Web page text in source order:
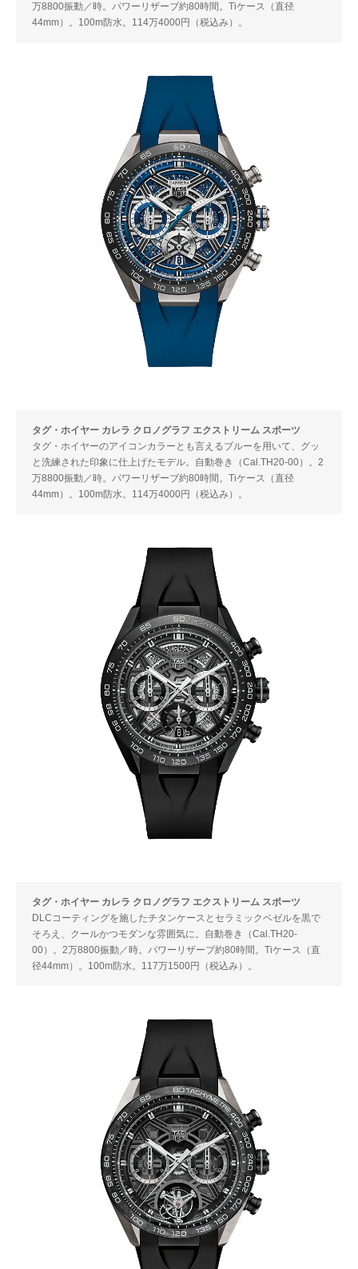
万8800振動／時。パワーリザーブ約80時間。Tiケース（直径
44mm）。100m防水。114万4000円（税込み）。
タグ・ホイヤー カレラ クロノグラフ エクストリーム スポーツ
タグ・ホイヤーのアイコンカラーとも言えるブルーを用いて、グッ
と洗練された印象に仕上げたモデル。自動巻き（Cal.TH20-00）。2
万8800振動／時。パワーリザーブ約80時間。Tiケース（直径
44mm）。100m防水。114万4000円（税込み）。
タグ・ホイヤー カレラ クロノグラフ エクストリーム スポーツ
DLCコーティングを施したチタンケースとセラミックベゼルを黒で
そろえ、クールかつモダンな雰囲気に。自動巻き（Cal.TH20-
00）。2万8800振動／時。パワーリザーブ約80時間。Tiケース（直
径44mm）。100m防水。117万1500円（税込み）。